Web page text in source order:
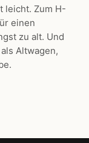
leicht. Zum H-
einen
zu alt. Und
Altwagen,